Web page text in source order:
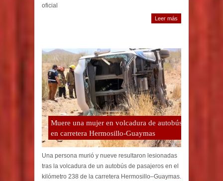
oficial
Leer más
Muere una mujer en volcadura de autobús
en carretera Hermosillo-Guaymas
Una persona murió y nueve resultaron lesionadas
tras la volcadura de un autobús de pasajeros en el
kilómetro 238 de la carretera Hermosillo–Guaymas.